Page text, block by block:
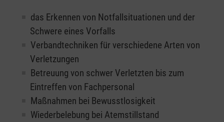
das Erkennen von Notfallsituationen und der
Schwere eines Vorfalls
Verbandtechniken für verschiedene Arten von
Verletzungen
Betreuung von schwer Verletzten bis zum
Eintreffen von Fachpersonal
Maßnahmen bei Bewusstlosigkeit
Wiederbelebung bei Atemstillstand